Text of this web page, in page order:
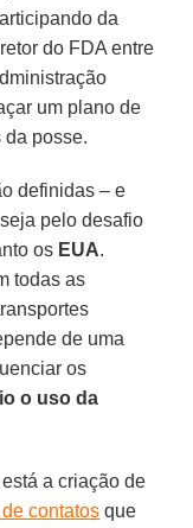
da
do FDA entre
um plano de
da posse.
definidas – e
pelo desafio
os EUA.
todas as
de uma
os
o uso da
a criação de
contatos que